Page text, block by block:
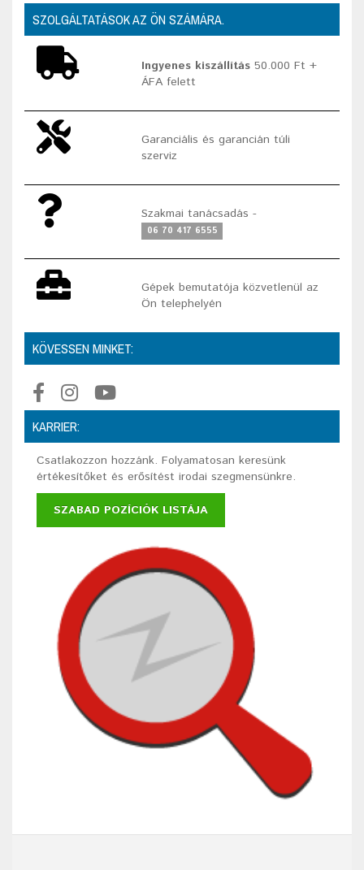
SZOLGÁLTATÁSOK AZ ÖN SZÁMÁRA.
Ingyenes kiszállítás 50.000 Ft +
ÁFA felett
Garanciális és garancián túli
szerviz
Szakmai tanácsadás -
06 70 417 6555
Gépek bemutatója közvetlenül az
Ön telephelyén
KÖVESSEN MINKET:
KARRIER:
Csatlakozzon hozzánk. Folyamatosan keresünk
értékesítőket és erősítést irodai szegmensünkre.
SZABAD POZÍCIÓK LISTÁJA